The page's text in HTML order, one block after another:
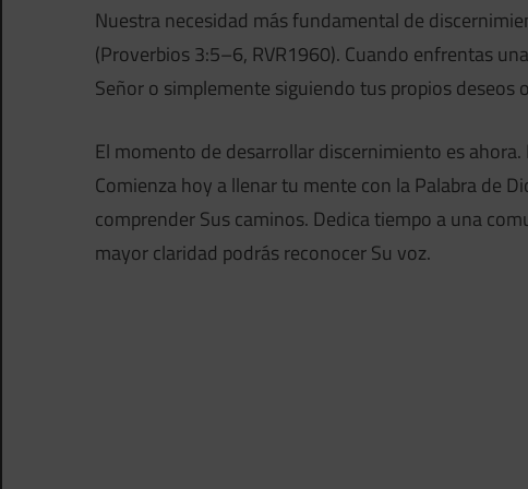
Nuestra necesidad más fundamental de
(Proverbios 3:5–6, RVR1960). Cuando enfrentas
Señor o simplemente siguiendo tus propios deseos
El momento de desarrollar discernimiento es
Comienza hoy a llenar tu mente con la Palabra de
comprender Sus caminos. Dedica tiempo a una
mayor claridad podrás reconocer Su voz.